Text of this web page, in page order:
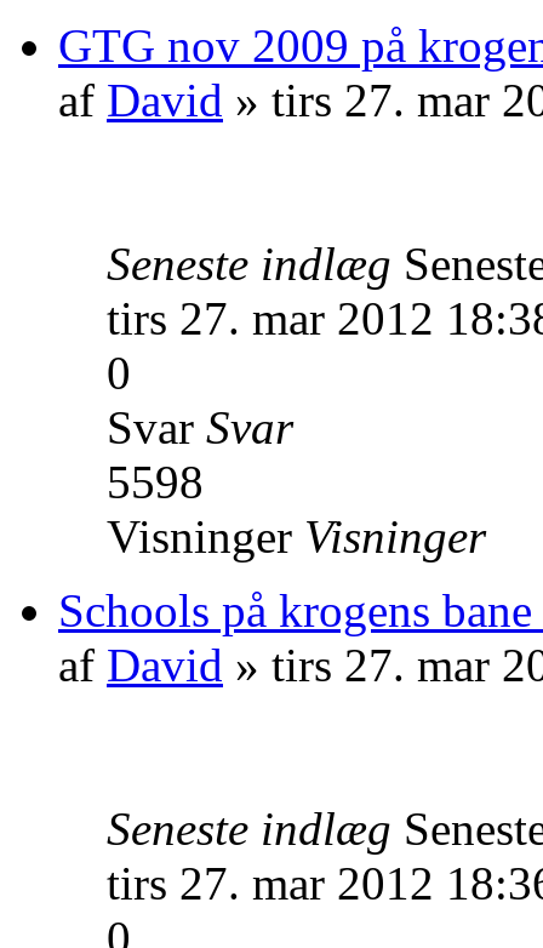
GTG nov 2009 på
af David » tirs 27. mar
Seneste indlæg
tirs 27. mar 2012
0
Svar Svar
5598
Visninger Visninger
Schools på krogens
af David » tirs 27. mar
Seneste indlæg
tirs 27. mar 2012